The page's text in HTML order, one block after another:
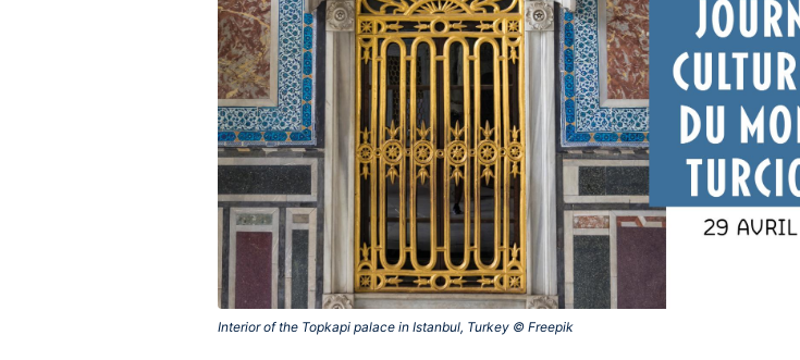
Interior of the Topkapi palace in Istanbul, Turkey © Freepik‎